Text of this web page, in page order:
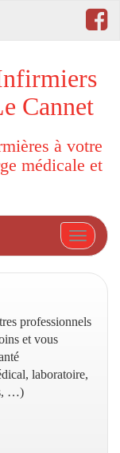
Cannet
à votre
médicale et
professionnels
et vous
laboratoire,
…)